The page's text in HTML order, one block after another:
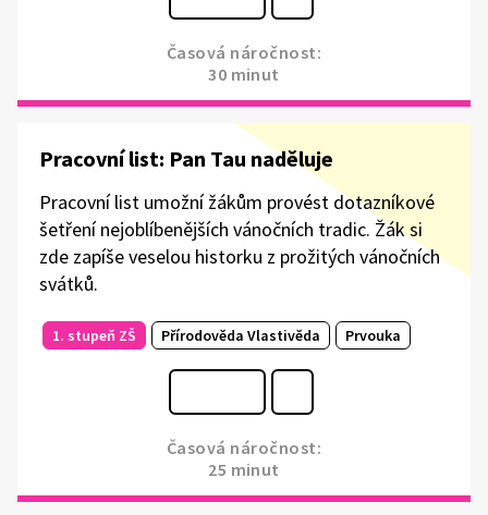
Časová náročnost:
30 minut
Pracovní list: Pan Tau naděluje
Pracovní list umožní žákům provést dotazníkové
šetření nejoblíbenějších vánočních tradic. Žák si
zde zapíše veselou historku z prožitých vánočních
svátků.
1. stupeň ZŠ Přírodověda Vlastivěda Prvouka
Časová náročnost:
25 minut